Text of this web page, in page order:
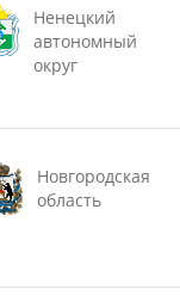
Ненецкий
автономный
округ
Новгородская
область